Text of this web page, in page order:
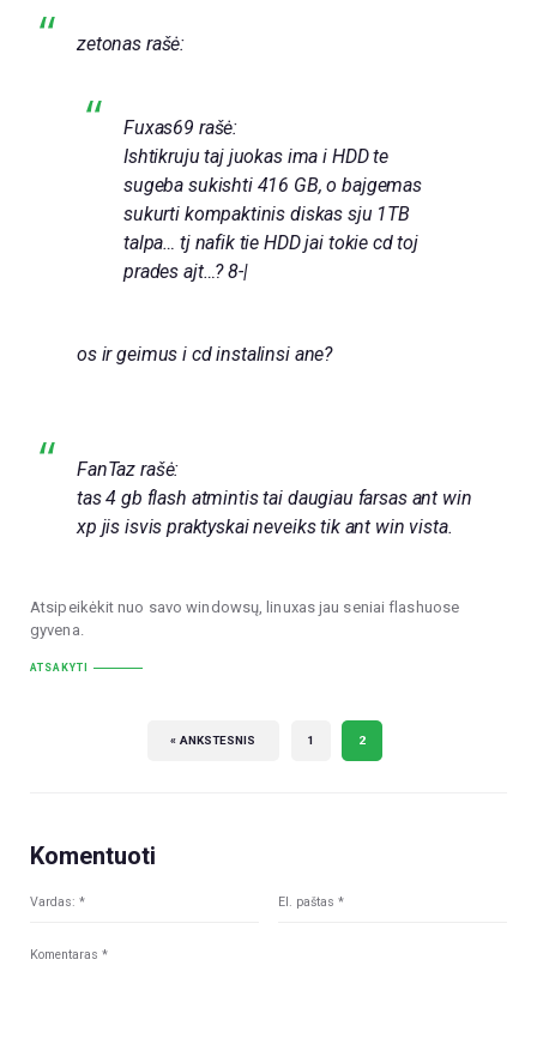
zetonas rašė:
Fuxas69 rašė:
Ishtikruju taj juokas ima i HDD te
sugeba sukishti 416 GB, o bajgemas
sukurti kompaktinis diskas sju 1TB
talpa… tj nafik tie HDD jai tokie cd toj
prades ajt…? 8-|
os ir geimus i cd instalinsi ane?
FanTaz rašė:
tas 4 gb flash atmintis tai daugiau farsas ant win
xp jis isvis praktyskai neveiks tik ant win vista.
Atsipeikėkit nuo savo windowsų, linuxas jau seniai flashuose
gyvena.
ATSAKYTI
« ANKSTESNIS 1 2
Komentuoti